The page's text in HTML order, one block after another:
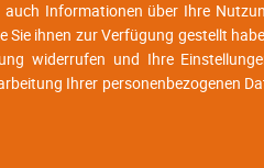
Informationen über Ihre
Sie ihnen zur Verfügung gestellt
widerrufen und Ihre
Ihrer personenbezogenen